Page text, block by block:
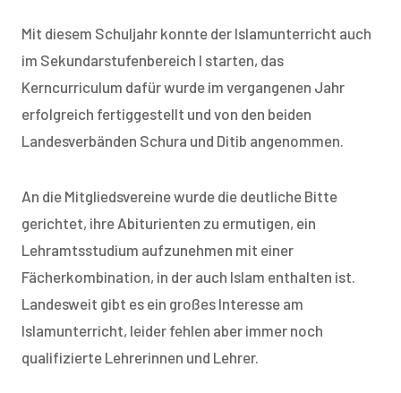
Mit diesem Schuljahr konnte der Islamunterricht auch
im Sekundarstufenbereich I starten, das
Kerncurriculum dafür wurde im vergangenen Jahr
erfolgreich fertiggestellt und von den beiden
Landesverbänden Schura und Ditib angenommen.
An die Mitgliedsvereine wurde die deutliche Bitte
gerichtet, ihre Abiturienten zu ermutigen, ein
Lehramtsstudium aufzunehmen mit einer
Fächerkombination, in der auch Islam enthalten ist.
Landesweit gibt es ein großes Interesse am
Islamunterricht, leider fehlen aber immer noch
qualifizierte Lehrerinnen und Lehrer.